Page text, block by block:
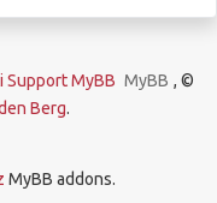
Support MyBB MyBB , ©
Berg.
MyBB addons.